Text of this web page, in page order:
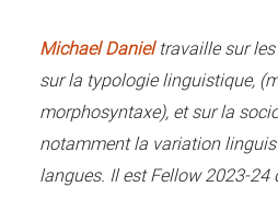
Michael Danieltravaille sur
sur la typologie linguistique,
morphosyntaxe), et sur la
notamment la variation
langues. Il est Fellow 2023-24